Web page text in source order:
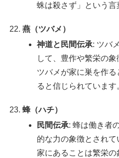
蛛は殺さず」という言
燕（ツバメ）
神道と民間伝承: ツバ
して、豊作や繁栄の
ツバメが家に巣を作
ると信じられています
蜂（ハチ）
民間伝承: 蜂は働き者
的な力の象徴とされ
家にあることは繁栄